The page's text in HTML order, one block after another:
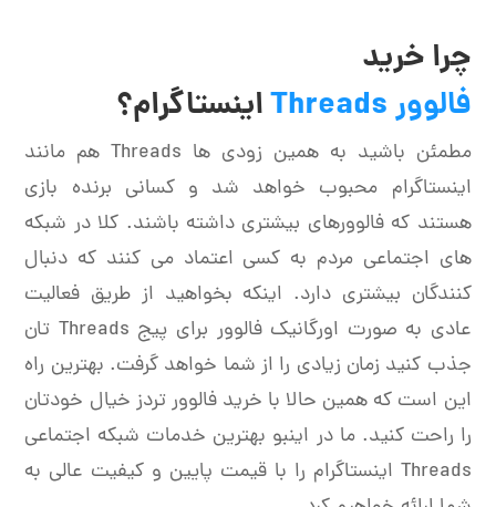
چرا خرید
فالوور Threads
اینستاگرام؟
مطمئن باشید به همین زودی ها Threads هم مانند
اینستاگرام محبوب خواهد شد و کسانی برنده بازی
هستند که فالوورهای بیشتری داشته باشند. کلا در شبکه
های اجتماعی مردم به کسی اعتماد می کنند که دنبال
کنندگان بیشتری دارد. اینکه بخواهید از طریق فعالیت
عادی به صورت اورگانیک فالوور برای پیج Threads تان
جذب کنید زمان زیادی را از شما خواهد گرفت. بهترین راه
این است که همین حالا با خرید فالوور تردز خیال خودتان
را راحت کنید. ما در اینبو بهترین خدمات شبکه اجتماعی
Threads اینستاگرام را با قیمت پایین و کیفیت عالی به